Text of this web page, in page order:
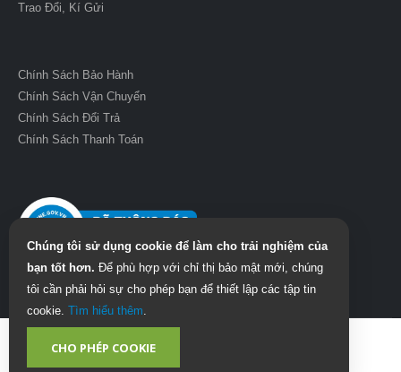
Chúng tôi sử dụng cookie để làm cho trải nghiệm của
bạn tốt hơn. Để phù hợp với chỉ thị bảo mật mới, chúng
tôi cần phải hỏi sự cho phép bạn để thiết lập các tập tin
cookie. Tìm hiểu thêm
CHO PHÉP COOKIE
Trao Đổi, Kí Gửi
Chính Sách Bảo Hành
Chính Sách Vận Chuyển
Chính Sách Đổi Trả
Chính Sách Thanh Toán
© Pianolovers 2025. All Rights Reserved.